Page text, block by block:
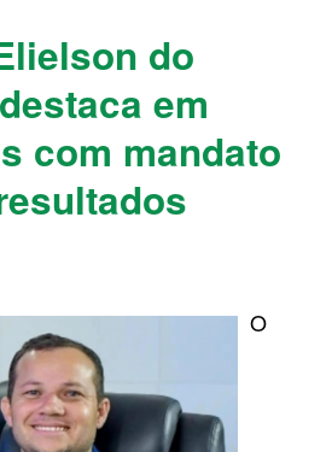
do
em
com mandato
O